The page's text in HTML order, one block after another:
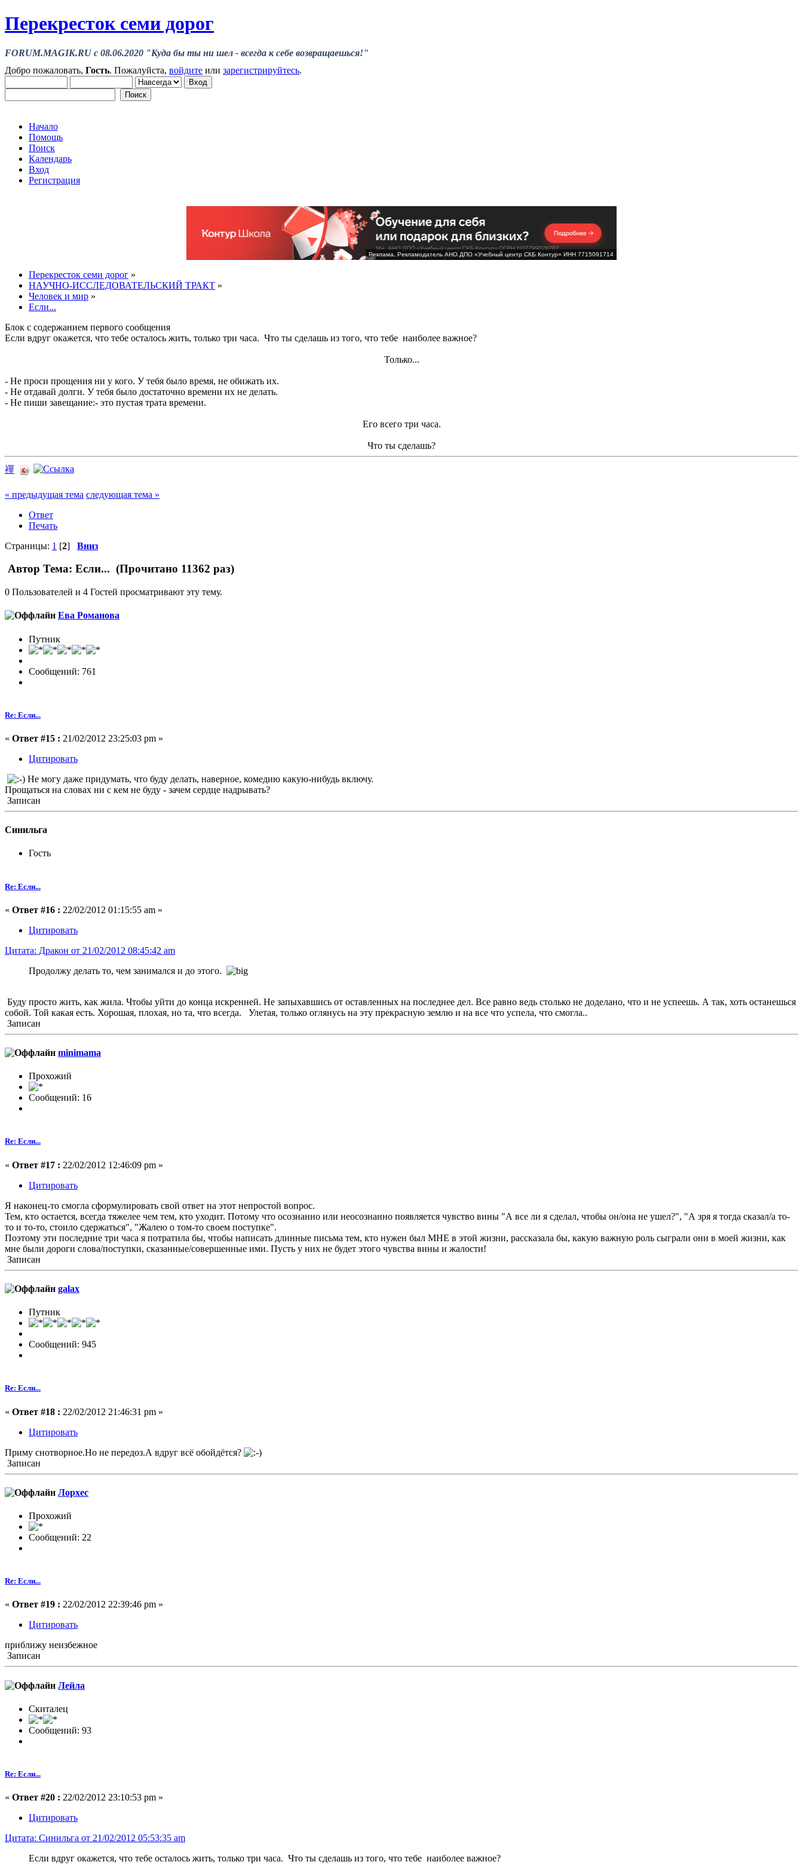
Перекресток семи дорог
FORUM.MAGIK.RU c 08.06.2020 "Куда бы ты ни шел - всегда к себе возвращаешься!"
Добро пожаловать, Гость. Пожалуйста, войдите или зарегистрируйтесь.
Начало
Помощь
Поиск
Календарь
Вход
Регистрация
Реклама. Рекламодатель АНО ДПО «Учебный центр СКБ Контур» ИНН 7715091714
Перекресток семи дорог »
НАУЧНО-ИССЛЕДОВАТЕЛЬСКИЙ ТРАКТ »
Человек и мир »
Если...
Блок с содержанием первого сообщения
Если вдруг окажется, что тебе осталось жить, только три часа. Что ты сделашь из того, что тебе наиболее важное?
Только...
- Не проси прощения ни у кого. У тебя было время, не обижать их.
- Не отдавай долги. У тебя было достаточно времени их не делать.
- Не пиши завещание:- это пустая трата времени.
Его всего три часа.
Что ты сделашь?
禪
« предыдущая тема следующая тема »
Ответ
Печать
Страницы: 1 [2] Вниз
Автор Тема: Если... (Прочитано 11362 раз)
0 Пользователей и 4 Гостей просматривают эту тему.
Ева Романова
Путник
Сообщений: 761
Re: Если...
« Ответ #15 : 21/02/2012 23:25:03 pm »
Цитировать
Не могу даже придумать, что буду делать, наверное, комедию какую-нибудь включу.
Прощаться на словах ни с кем не буду - зачем сердце надрывать?
Записан
Синильга
Гость
Re: Если...
« Ответ #16 : 22/02/2012 01:15:55 am »
Цитировать
Цитата: Дракон от 21/02/2012 08:45:42 am
Продолжу делать то, чем занимался и до этого.
Буду просто жить, как жила. Чтобы уйти до конца искренней. Не запыхавшись от оставленных на последнее дел. Все равно ведь столько не доделано, что и не успеешь. А так, хоть останешься
собой. Той какая есть. Хорошая, плохая, но та, что всегда. Улетая, только оглянусь на эту прекрасную землю и на все что успела, что смогла..
Записан
minimama
Прохожий
Сообщений: 16
Re: Если...
« Ответ #17 : 22/02/2012 12:46:09 pm »
Цитировать
Я наконец-то смогла сформулировать свой ответ на этот непростой вопрос.
Тем, кто остается, всегда тяжелее чем тем, кто уходит. Потому что осознанно или неосознанно появляется чувство вины "А все ли я сделал, чтобы он/она не ушел?", "А зря я тогда сказал/а то-
то и то-то, стоило сдержаться", "Жалею о том-то своем поступке".
Поэтому эти последние три часа я потратила бы, чтобы написать длинные письма тем, кто нужен был МНЕ в этой жизни, рассказала бы, какую важную роль сыграли они в моей жизни, как
мне были дороги слова/поступки, сказанные/совершенные ими. Пусть у них не будет этого чувства вины и жалости!
Записан
galax
Путник
Сообщений: 945
Re: Если...
« Ответ #18 : 22/02/2012 21:46:31 pm »
Цитировать
Приму снотворное.Но не передоз.А вдруг всё обойдётся?
Записан
Лорхес
Прохожий
Сообщений: 22
Re: Если...
« Ответ #19 : 22/02/2012 22:39:46 pm »
Цитировать
приближу неизбежное
Записан
Лейла
Скиталец
Сообщений: 93
Re: Если...
« Ответ #20 : 22/02/2012 23:10:53 pm »
Цитировать
Цитата: Синильга от 21/02/2012 05:53:35 am
Если вдруг окажется, что тебе осталось жить, только три часа. Что ты сделашь из того, что тебе наиболее важное?